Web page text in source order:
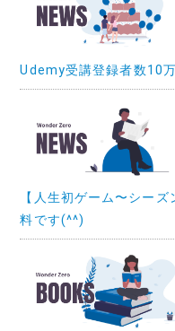
Udemy受講登録者数10万
【人生初ゲーム〜シー
料です(^^)